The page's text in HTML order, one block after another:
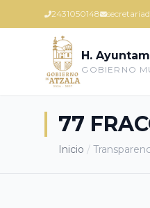
2431050148
H.
GOBIERNO
77
Inicio /